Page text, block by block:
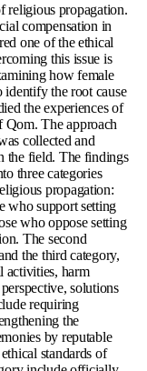
religious propagation.
compensation in
one of the ethical
this issue is
how female
identify the root cause
the experiences of
Qom. The approach
collected and
the field. The findings
three categories
propagation:
who support setting
who oppose setting
The second
the third category,
activities, harm
solutions
requiring
the
by reputable
standards of